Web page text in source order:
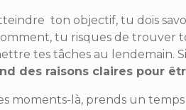
ton objectif, tu dois
tu risques de trouver
tes tâches au lendemain.
des raisons claires pour
moments-là, prends un